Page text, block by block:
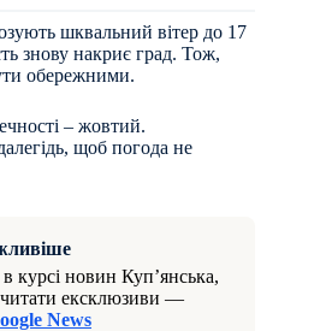
шквальний вітер до 17
знову накриє град. Тож,
обережними.
– жовтий.
щоб погода не
курсі новин Куп’янська,
читати ексклюзиви —
News